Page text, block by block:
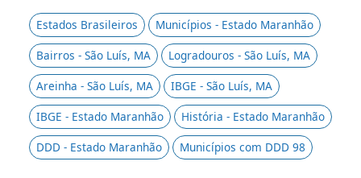
Estados Brasileiros
Municípios - Estado Maranhão
Bairros - São Luís, MA
Logradouros - São Luís, MA
Areinha - São Luís, MA
IBGE - São Luís, MA
IBGE - Estado Maranhão
História - Estado Maranhão
DDD - Estado Maranhão
Municípios com DDD 98